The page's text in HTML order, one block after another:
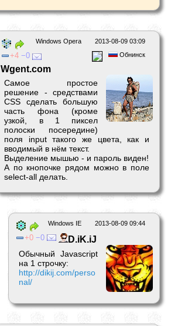
2013-08-09 03:09
Windows Opera
Обнинск
4 0
Wgent.com
Самое простое
решение - средствами
CSS сделать большую
часть фона (кроме
узкой, в 1 пиксел
полоски посередине)
поля input такого же цвета, как и
вводимый в нём текст.
Выделение мышью - и пароль виден!
А по кнопочке рядом можно в поле
select-all делать.
2013-08-09 09:44
Windows IE
0 0 D.iK.iJ
Обычный Javascript
на 1 строчку:
http://dikij.com/perso
nal/